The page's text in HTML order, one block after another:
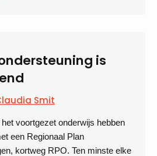
is
Smit
voortgezet onderwijs hebben
een Regionaal Plan
kortweg RPO. Ten minste elke